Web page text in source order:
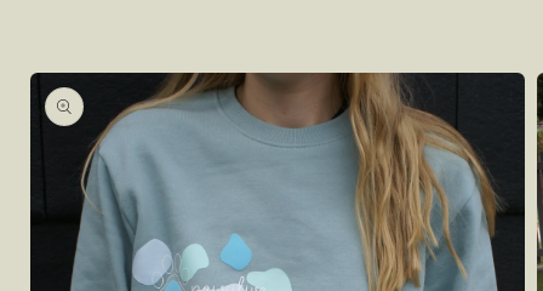
Skip to
product
information